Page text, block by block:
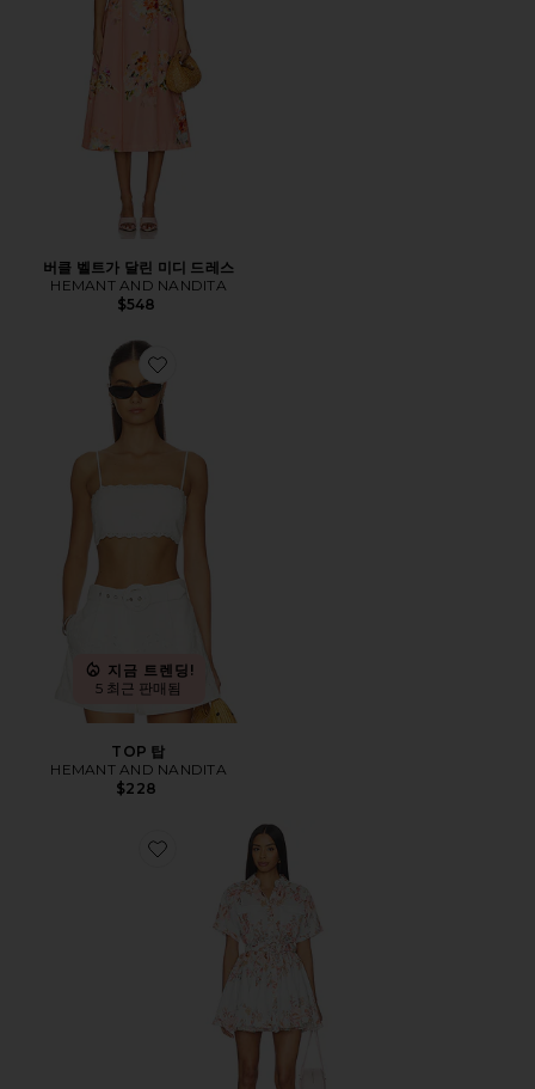
버클 벨트가 달린 미디 드레스
HEMANT AND NANDITA
$548
Favorite TOP 탑
지금 트렌딩!
5 최근 판매됨
TOP 탑
HEMANT AND NANDITA
$228
Favorite DRESS 원피스